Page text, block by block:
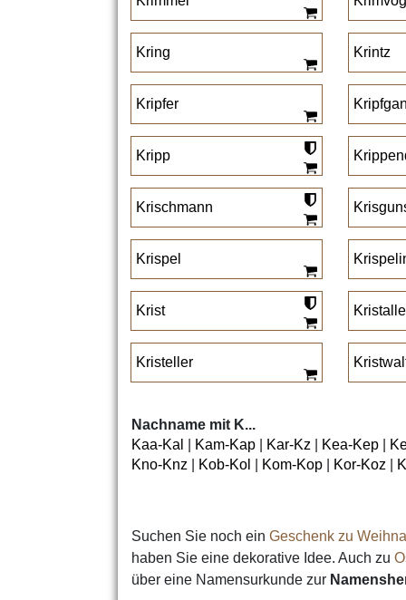
Kring Krintz
Kripfer
Kripp
Krischmann
Krispel
Krist
Kristeller
Nachname mit K...
Kaa-Kal
Kam-Kap Kar-Kz Kea-Kep
Kno-Knz
Kob-Kol Kom-Kop Kor-Koz
Suchen Sie noch ein Geschenk zu
haben Sie eine dekorative Idee. Auch zu
über eine Namensurkunde zur